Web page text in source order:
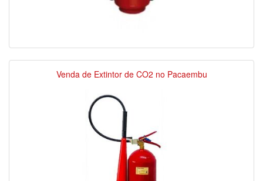
Venda de Extintor de CO2 no Pacaembu